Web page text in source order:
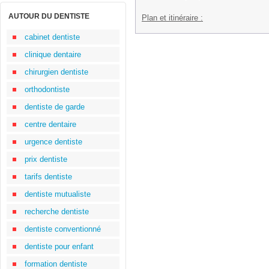
AUTOUR DU DENTISTE
cabinet dentiste
clinique dentaire
chirurgien dentiste
orthodontiste
dentiste de garde
centre dentaire
urgence dentiste
prix dentiste
tarifs dentiste
dentiste mutualiste
recherche dentiste
dentiste conventionné
dentiste pour enfant
formation dentiste
Plan et itinéraire :